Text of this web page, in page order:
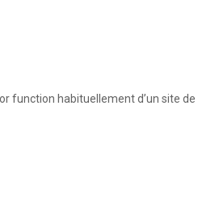
function habituellement d’un site de